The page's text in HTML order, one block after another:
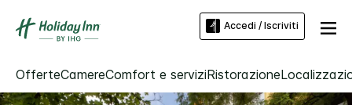
Accedi / Iscriviti
OfferteCamereComfort e serviziRistorazione